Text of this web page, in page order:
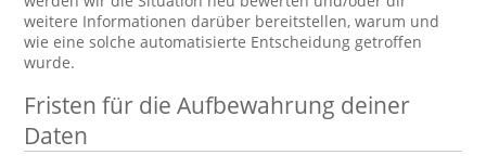
weitere Informationen darüber bereitstellen, warum und
wie eine solche automatisierte Entscheidung getroffen
wurde.
Fristen für die Aufbewahrung deiner
Daten